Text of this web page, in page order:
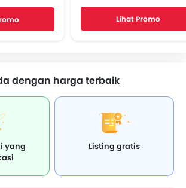
Control
Depan
Belakang
Bahan Bakar
Belakang
Tengah
Lihat Promo
dengan harga terbaik
yang
Listing gratis